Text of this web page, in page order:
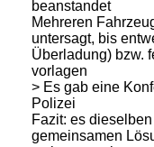
beanstandet
Mehreren
untersagt, bis
Überladung) bzw.
vorlagen
> Es gab eine
Polizei
Fazit: es
gemeinsamen